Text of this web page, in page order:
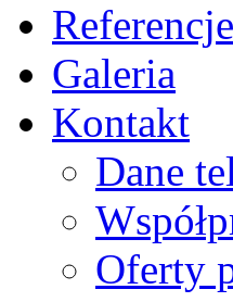
Referencje
Galeria
Kontakt
Dane
Oferty